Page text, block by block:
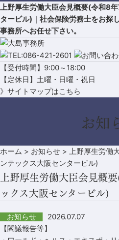
上野厚生労働大臣会見概要(令和8
タービル)｜社会保険労務士をお探
事務所へお任せ下さい。
【受付時間】9:00～18:00
【定休日】土曜・日曜・祝日
》サイトマップはこちら
お知
ホーム > お知らせ > 上野厚生労働
ンテックス大阪センタービル)
上野厚生労働大臣会見概
ックス大阪センタービル)
お知らせ
2026.07.07
【閣議報告等】